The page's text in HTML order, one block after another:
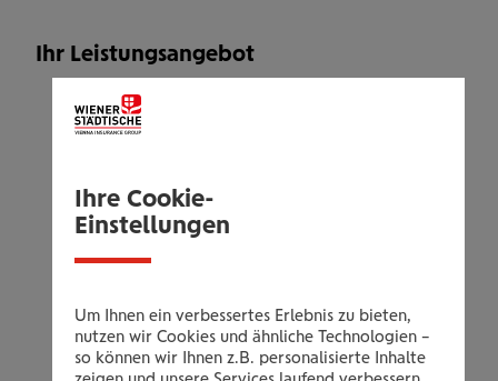
Ihr Leistungsangebot
6 Monate Training
All Inklusiv mit Startpaket und ohne
All inklusive:
Trainingsbegleitung und Beratung
Gerätetraining
Themenspezifische Vital Plus
Ernährungsbroschüren
Ihre Cookie-
Einstellungen
Um Ihnen ein verbessertes Erlebnis zu bieten,
nutzen wir Cookies und ähnliche Technologien –
so können wir Ihnen z.B. personalisierte Inhalte